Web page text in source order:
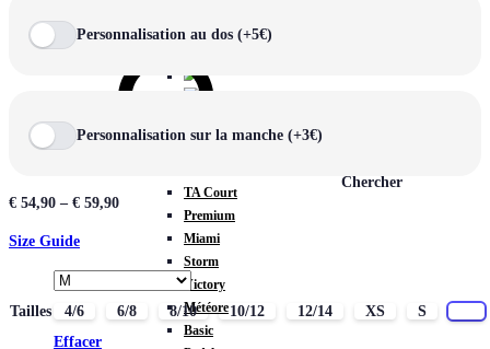
TA Court
Premium
Miami
Storm
Victory
Météore
Basic
Chercher
Personnalisation au dos (+5€)
Personnalisation sur la manche (+3€)
€ 54,90 – € 59,90
Size Guide
Tailles 4/6 6/8 8/10 10/12 12/14 XS S
Effacer